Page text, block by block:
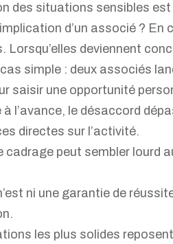
des situations sensibles
d’un associé ?
Lorsqu’elles deviennent
simple : deux associés
saisir une opportunité
à l’avance, le désaccord
directes sur l’activité.
cadrage peut sembler lourd
ni une garantie de
les plus solides